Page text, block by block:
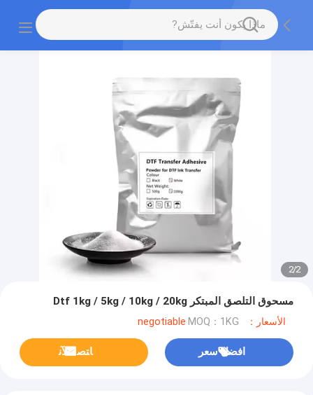
2
/
2
مسحوق التلصق المبتكر Dtf 1kg / 5kg / 10kg / 20kg
الأسعار：negotiable MOQ：1KG
افضل سعر ﺎﺘﺼﻟ ﺍﻶﻧ